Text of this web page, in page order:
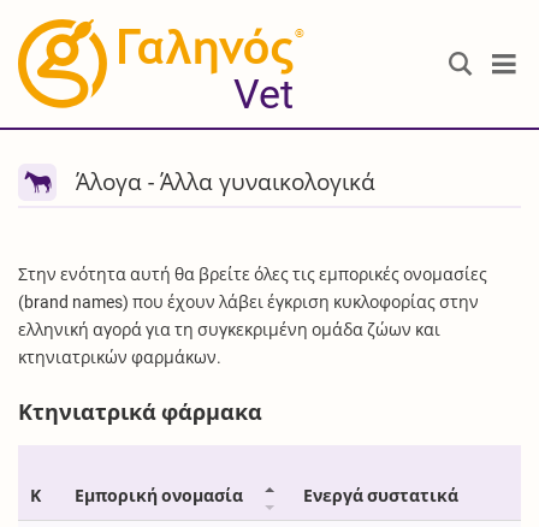
®
Vet
Άλογα - Άλλα γυναικολογικά
Στην ενότητα αυτή θα βρείτε όλες τις εμπορικές ονομασίες
(brand names) που έχουν λάβει έγκριση κυκλοφορίας στην
ελληνική αγορά για τη συγκεκριμένη ομάδα ζώων και
κτηνιατρικών φαρμάκων.
Κτηνιατρικά φάρμακα
Κ Εμπορική ονομασία Ενεργά συστατικά